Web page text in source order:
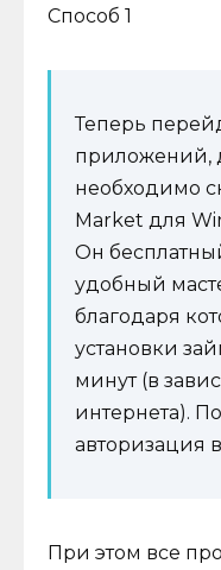
Способ 1
Теперь
приложений,
необходимо
Market для
Он
удобный
благодаря
установки
минут (в
интернета).
авторизация
При этом все